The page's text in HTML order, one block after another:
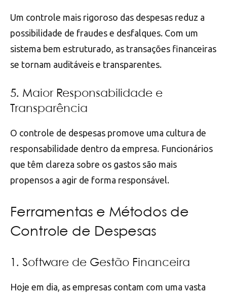
Um controle mais rigoroso das despesas reduz a
possibilidade de fraudes e desfalques. Com um
sistema bem estruturado, as transações financeiras
se tornam auditáveis e transparentes.
5. Maior Responsabilidade e
Transparência
O controle de despesas promove uma cultura de
responsabilidade dentro da empresa. Funcionários
que têm clareza sobre os gastos são mais
propensos a agir de forma responsável.
Ferramentas e Métodos de
Controle de Despesas
1. Software de Gestão Financeira
Hoje em dia, as empresas contam com uma vasta